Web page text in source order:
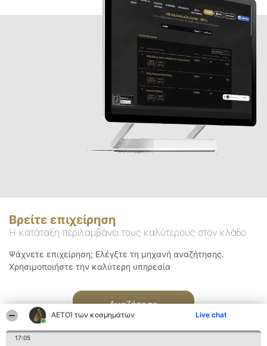
ΑΕΤΟΊ των κοσμημάτων Live chat
17:05
Βρείτε επιχείρηση
Η κατάταξη περιλαμβάνει τους καλύτερους στον κλάδο
Ψάχνετε επιχείρηση; Ελέγξτε τη μηχανή αναζήτησης.
Χρησιμοποιήστε την καλύτερη υπηρεσία
Αναζήτηση